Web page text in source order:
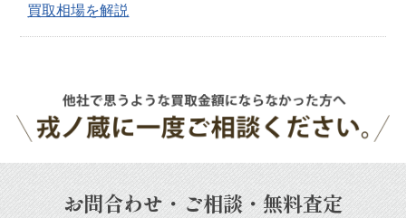
買取相場を解説
お問合わせ・ご相談・無料査定